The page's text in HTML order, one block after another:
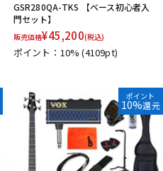
GSR280QA-TKS 【ベース初心者入
門セット】
販売価格¥45,200(税込)
ポイント：10%(4109pt)
ポイント
10%還元